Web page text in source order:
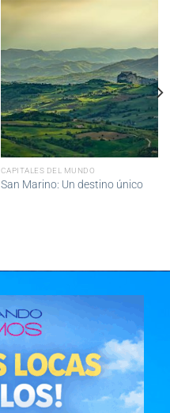
CAPITALES DEL MUNDO
San Marino: Un destino único